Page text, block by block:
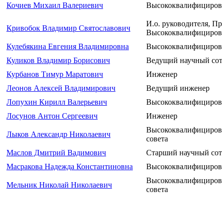
Кочиев Михаил Валериевич
Кривобок Владимир Святославович
И.о. руководителя,
Кулебякина Евгения Владимировна
Куликов Владимир Борисович
Ведущий научный
Курбанов Тимур Маратович
Инженер
Леонов Алексей Владимирович
Ведущий инженер
Лопухин Кирилл Валерьевич
Лосунов Антон Сергеевич
Инженер
Лыков Александр Николаевич
совета
Маслов Дмитрий Вадимович
Старший научный
Масракова Надежда Константиновна
Мельник Николай Николаевич
совета